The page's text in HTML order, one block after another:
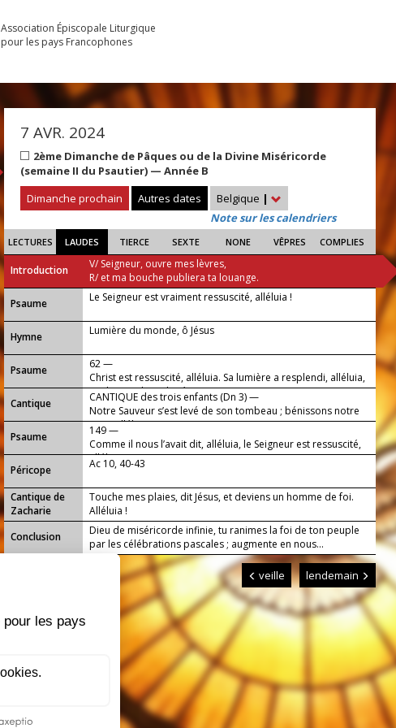
Association Épiscopale Liturgique
pour les pays Francophones
7 AVR. 2024
2ème Dimanche de Pâques ou de la Divine Miséricorde
(semaine II du Psautier) — Année B
Dimanche prochain
Autres dates Belgique |
Note sur les calendriers
LECTURES LAUDES TIERCE SEXTE NONE VÊPRES COMPLIES
Introduction
V/ Seigneur, ouvre mes lèvres,
R/ et ma bouche publiera ta louange.
Psaume
Le Seigneur est vraiment ressuscité, alléluia !
Hymne Lumière du monde, ô Jésus
Psaume
62 —
Christ est ressuscité, alléluia. Sa lumière a resplendi, alléluia,
sur le peuple racheté par son sang.
Cantique
CANTIQUE des trois enfants (Dn 3) —
Notre Sauveur s’est levé de son tombeau ; bénissons notre
Dieu, alléluia !
Psaume
149 —
Comme il nous l’avait dit, alléluia, le Seigneur est ressuscité,
alléluia !
Péricope
Ac 10, 40-43
Cantique de
Zacharie
Touche mes plaies, dit Jésus, et deviens un homme de foi.
Alléluia !
Conclusion
Dieu de miséricorde infinie, tu ranimes la foi de ton peuple
par les célébrations pascales ; augmente en nous...
veille lendemain